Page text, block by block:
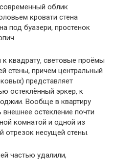
облик
кровати стена
под буазери, простенок
к квадрату, световые проёмы
стены, причём центральный
представляет
остеклённый эркер, к
Вообще в квартиру
остекление почти
комнатой и одной из
отрезок несущей стены.
частью удалили,